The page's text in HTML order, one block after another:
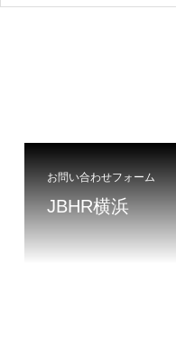
お問い合わせフォーム
JBHR横浜